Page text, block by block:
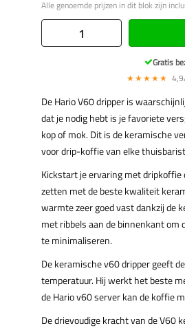
Alle genoemde prijzen in dit blok zijn
Gratis
★★★★★
De Hario V60 dripper is
dat je nodig hebt is je favoriete
kop of mok. Dit is de keramische
voor drip-koffie van elke
Kickstart je ervaring met
zetten met de beste kwaliteit
warmte zeer goed vast dankzij de
met ribbels aan de binnenkant
te minimaliseren.
De keramische v60 dripper geeft
temperatuur. Hij werkt het beste
de Hario v60 server kan de koffie
De drievoudige kracht van de V60